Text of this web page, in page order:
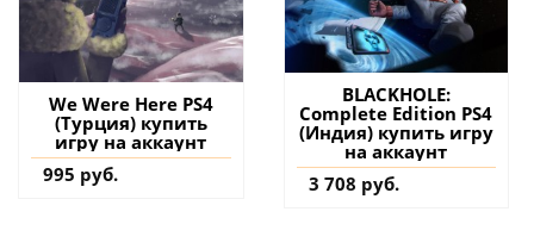
We Were Here PS4
(Турция) купить
игру на аккаунт
995 руб.
BLACKHOLE:
Complete Edition PS4
(Индия) купить игру
на аккаунт
3 708 руб.